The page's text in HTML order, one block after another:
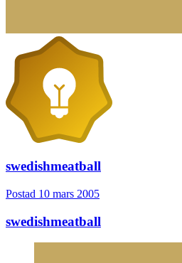
swedishmeatball
Postad 10 mars 2005
swedishmeatball